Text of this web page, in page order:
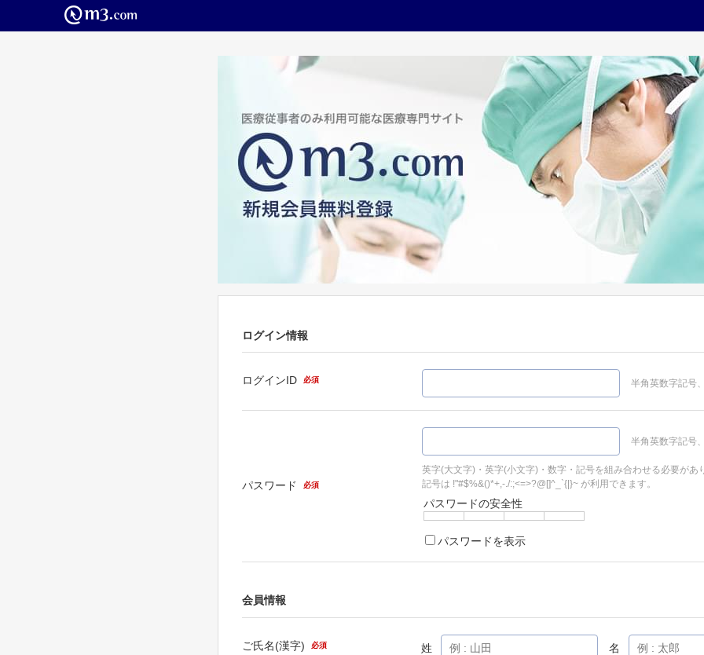
ログイン情報
ログインID 必須 半角英数字記号
パスワード 必須
半角英数字記号
英字(大文字)・英字(小文字)・数字・記号を組み合わせる必要があ
記号は !"#$%&()*+,-./:;<=>?@[]^_`{|}~ が利用できます。
パスワードの安全性
パスワードを表示
会員情報
ご氏名(漢字) 必須 姓 名